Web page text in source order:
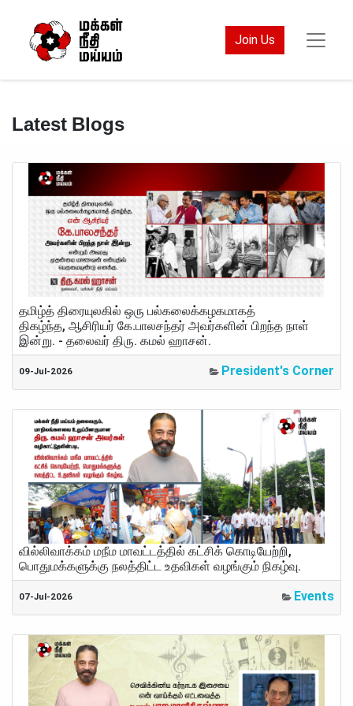
Join Us
Latest Blogs
தமிழ்த் திரையுலகில் ஒரு பல்கலைக்கழகமாகத்
திகழ்ந்த, ஆசிரியர் கே.பாலசந்தர் அவர்களின் பிறந்த நாள்
இன்று. - தலைவர் திரு. கமல் ஹாசன்.
09-Jul-2026 President's Corner
வில்லிவாக்கம் மநீம மாவட்டத்தில் கட்சிக் கொடியேற்றி,
பொதுமக்களுக்கு நலத்திட்ட உதவிகள் வழங்கும் நிகழ்வு.
07-Jul-2026 Events